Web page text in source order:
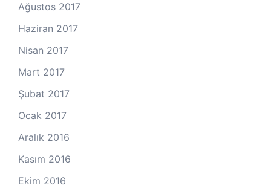
Ağustos 2017
Haziran 2017
Nisan 2017
Mart 2017
Şubat 2017
Ocak 2017
Aralık 2016
Kasım 2016
Ekim 2016